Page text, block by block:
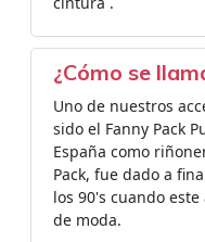
¿Cómo se
Uno de nuestros
sido el Fanny Pack
España como
Pack, fue dado a
los 90's cuando
de moda.